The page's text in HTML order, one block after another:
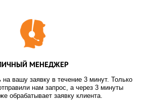
МЕНЕДЖЕР
на вашу заявку в течение 3 минут. Только
нам запрос, а через 3 минуты
обрабатывает заявку клиента.